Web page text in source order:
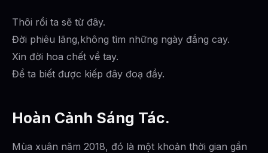
Thôi rồi ta sẽ từ đây.
Đời phiêu lãng,không tìm những ngày đắng cay.
Xin đời hoa chết về tay.
Để ta biết được kiếp đây đoạ đầy.
Hoàn Cảnh Sáng Tác.
Mùa xuân năm 2018, đó là một khoản thời gian gần